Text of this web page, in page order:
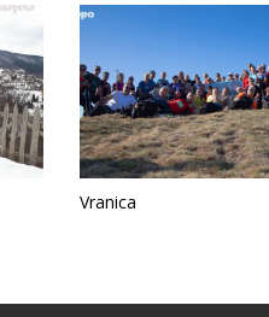
Vranica